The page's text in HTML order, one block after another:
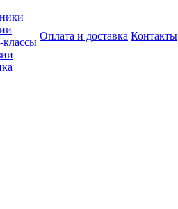
классы
Оплата и доставка Контакты